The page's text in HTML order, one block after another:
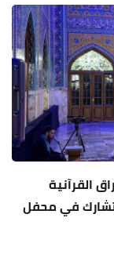
القرآنية
وتشارك في محفل